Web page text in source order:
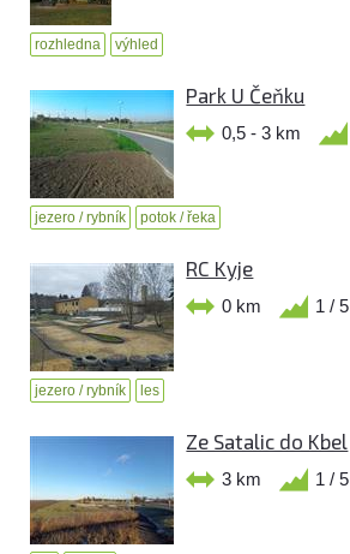
rozhledna výhled
Park U Čeňku
0,5 - 3 km
jezero / rybník potok / řeka
RC Kyje
0 km 1 / 5
jezero / rybník les
Ze Satalic do Kbel
3 km 1 / 5